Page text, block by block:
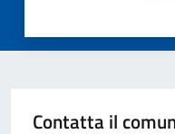
Contatta il